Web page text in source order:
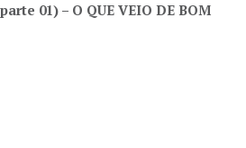
01) – O QUE VEIO DE BOM